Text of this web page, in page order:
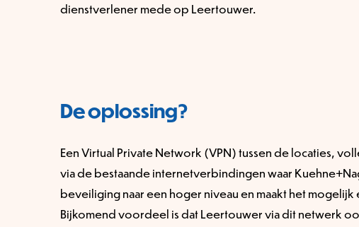
dienstverlener mede op Leertouwer.
De oplossing?
Een Virtual Private Network (VPN) tussen de locaties,
via de bestaande internetverbindingen waar
beveiliging naar een hoger niveau en maakt het
Bijkomend voordeel is dat Leertouwer via dit netwerk